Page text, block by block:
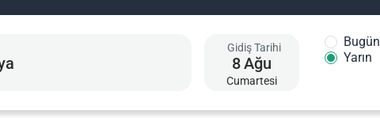
Gidiş Tarihi
8Ağu
Cumartesi
Bugün
Yarın